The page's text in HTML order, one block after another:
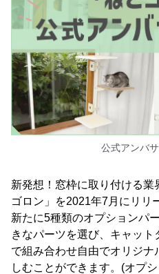
公式アンバ
新発想！窓枠に取り付ける業
ゴロン」を2021年7月にリリ
新たに5種類のオプションパ
きなパーツを選び、キャッ
で組み合わせ自由でオリジ
しむことができます。(オプ